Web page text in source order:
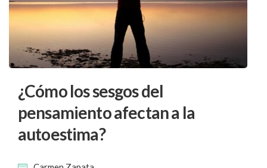
¿Cómo los sesgos del
pensamiento afectan a la
autoestima?